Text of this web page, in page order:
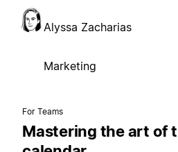
Alyssa Zacharias
Marketing
For Teams
Mastering the art of